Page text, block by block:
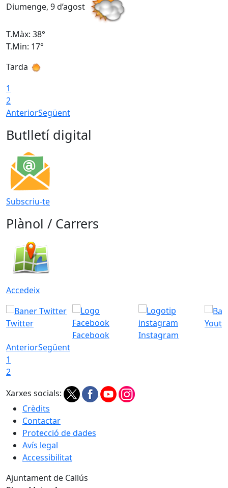
Diumenge, 9 d’agost
T.Màx: 38°
T.Min: 17°
Tarda
1
2
AnteriorSegüent
Butlletí digital
Subscriu-te
Plànol / Carrers
Accedeix
Twitter
Facebook
Instagram
AnteriorSegüent
1
2
Xarxes socials:
Crèdits
Contactar
Protecció de dades
Avís legal
Accessibilitat
Ajuntament de Callús